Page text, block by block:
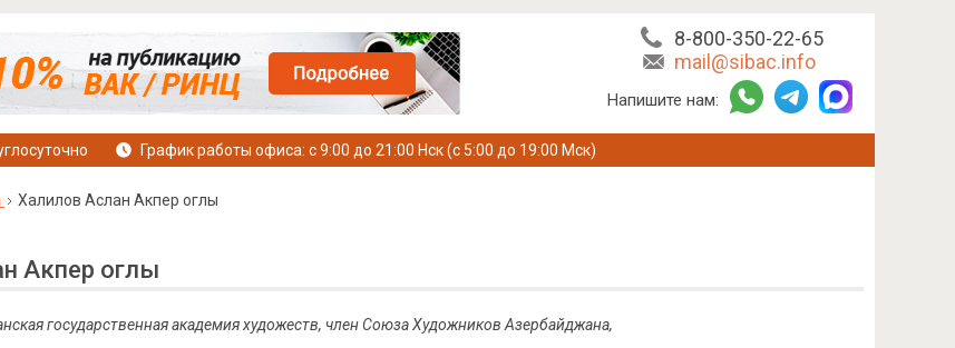
8-800-350-22-65
mail@sibac.info
Напишите нам:
График работы офиса: с 9:00 до 21:00 Нск (с 5:00 до 19:00 Мск)
Халилов Аслан Акпер оглы
Акпер оглы
государственная академия художеств, член Союза Художников Азербайджана,